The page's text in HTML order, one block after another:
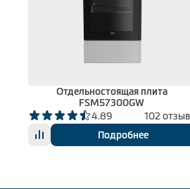
Отдельностоящая плита
FSM57300GW
4.89
102
Подробнее